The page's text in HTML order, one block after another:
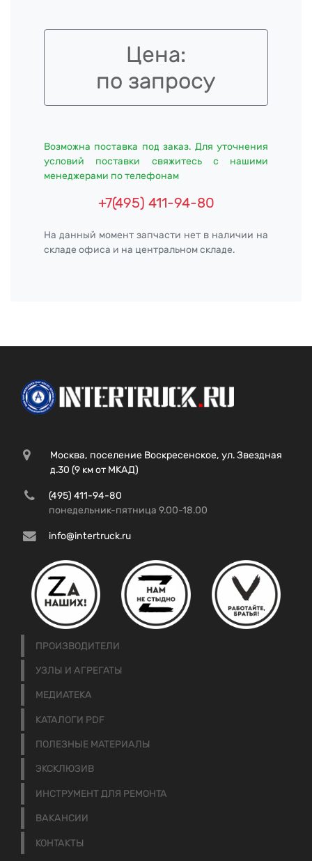
Цена:
по запросу
Возможна поставка под заказ. Для уточнения
условий поставки свяжитесь с нашими
менеджерами по телефонам
+7(495) 411-94-80
На данный момент запчасти нет в наличии на
складе офиса и на центральном складе.
Москва, поселение Воскресенское, ул. Звездная
д.30 (9 км от МКАД)
(495) 411-94-80
понедельник-пятница 9.00-18.00
info@intertruck.ru
ПРОИЗВОДИТЕЛИ
УЗЛЫ И АГРЕГАТЫ
МЕДИАТЕКА
КАТАЛОГИ PDF
ПОЛЕЗНЫЕ МАТЕРИАЛЫ
ЭКСКЛЮЗИВ
ИНСТРУМЕНТ ДЛЯ РЕМОНТА
ВАКАНСИИ
КОНТАКТЫ